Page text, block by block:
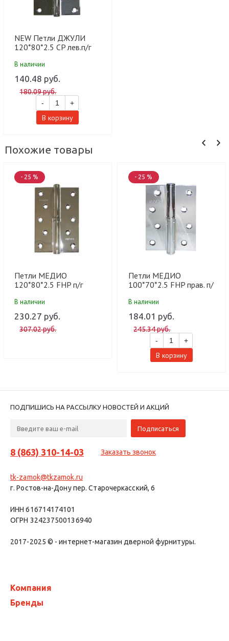
NEW Петли ДЖУЛИ
120*80*2.5 CP лев.п/г
В наличии
140.48 руб.
180.09 руб.
-
+
В корзину
Похожие товары
- 25 %
Петли МЕДИО
120*80*2.5 FHP п/г
шт)
В наличии
230.27 руб.
307.02 руб.
- 25 %
Петли МЕДИО
100*70*2.5 FHP прав. п/
В наличии
184.01 руб.
245.34 руб.
-
+
В корзину
ПОДПИШИСЬ НА РАССЫЛКУ НОВОСТЕЙ И АКЦИЙ
8 (863) 310-14-03 Заказать звонок
tk-zamok@tkzamok.ru
г. Ростов-на-Дону пер. Старочеркасский, 6
ИНН 616714174101
ОГРН 324237500136940
2017-2025 © - интернет-магазин дверной фурнитуры.
Компания
Бренды